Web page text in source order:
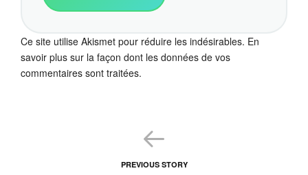
Ce site utilise Akismet pour réduire les indésirables. En
savoir plus sur la façon dont les données de vos
commentaires sont traitées.
PREVIOUS STORY